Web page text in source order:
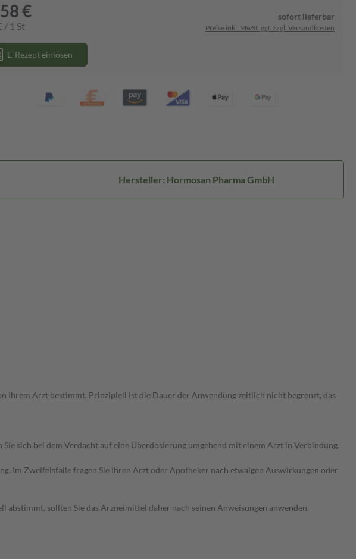
€
/ 1 St
sofort lieferbar
Preise inkl. MwSt. ggf. zzgl. Versandkosten
E-Rezept einlösen
Hersteller: Hormosan Pharma GmbH
Arzt bestimmt. Prinzipiell ist die Dauer der Anwendung zeitlich nicht begrenzt, das
sich bei dem Verdacht auf eine Überdosierung umgehend mit einem Arzt in Verbindung.
Im Zweifelsfalle fragen Sie Ihren Arzt oder Apotheker nach etwaigen Auswirkungen oder
sollten Sie das Arzneimittel daher nach seinen Anweisungen anwenden.